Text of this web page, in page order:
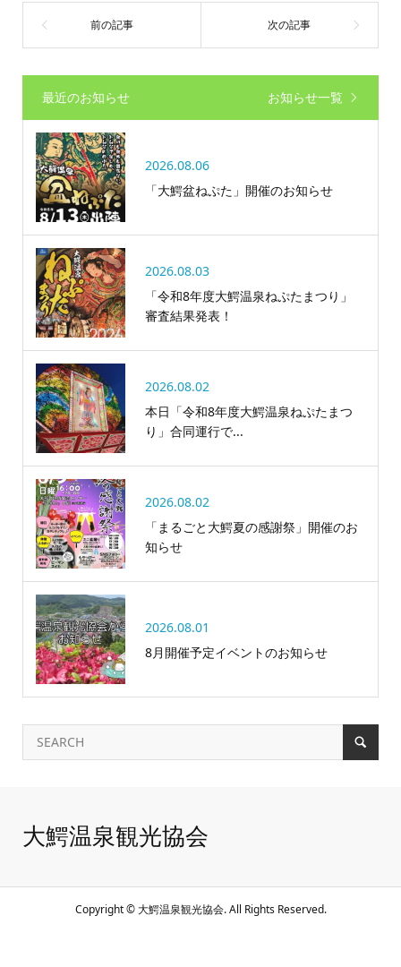
最近のお知らせ お知らせ一覧
2026.08.06
「大鰐盆ねぷた」開催のお知らせ
2026.08.03
「令和8年度大鰐温泉ねぷたまつり」
審査結果発表！
2026.08.02
本日「令和8年度大鰐温泉ねぷたまつ
り」合同運行で...
2026.08.02
「まるごと大鰐夏の感謝祭」開催のお
知らせ
2026.08.01
8月開催予定イベントのお知らせ
大鰐温泉観光協会
Copyright ©大鰐温泉観光協会. All Rights Reserved.